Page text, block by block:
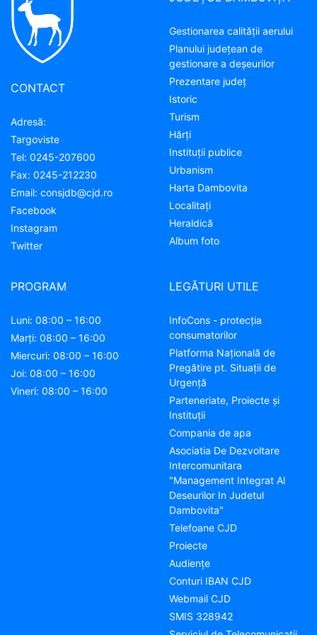
CONTACT
Adresă:
Targoviste
Tel: 0245-207600
Fax: 0245-212230
Email: consjdb@cjd.ro
Facebook
Instagram
Twitter
Gestionarea calității aerului
Planului județean de
gestionare a deșeurilor
Prezentare judeţ
Istoric
Turism
Hărţi
Instituţii publice
Urbanism
Harta Dambovita
Localitaţi
Heraldică
Album foto
LEGĂTURI UTILE
InfoCons - protecția
consumatorilor
Platforma Națională de
Pregătire pt. Situații de
Urgență
Parteneriate, Proiecte și
Instituții
Compania de apa
Asociatia De Dezvoltare
Intercomunitara
"Management Integrat Al
Deseurilor In Judetul
Dambovita"
Telefoane CJD
Proiecte
Audienţe
Conturi IBAN CJD
Webmail CJD
SMIS 328942
PROGRAM
Luni: 08:00 – 16:00
Marți: 08:00 – 16:00
Miercuri: 08:00 – 16:00
Joi: 08:00 – 16:00
Vineri: 08:00 – 16:00